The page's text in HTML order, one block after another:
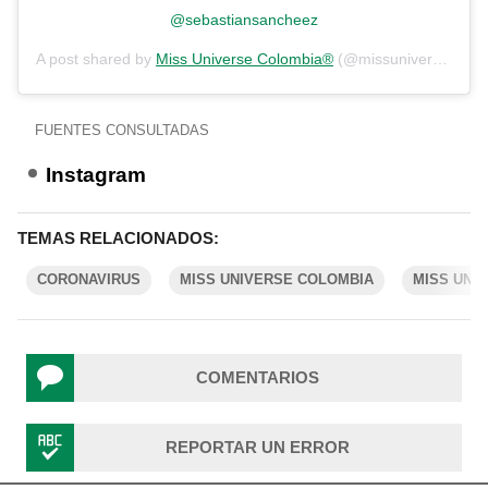
@sebastiansancheez
A post shared by Miss Universe Colombia® (@missuniversecolombiaorg) on
FUENTES CONSULTADAS
Instagram
TEMAS RELACIONADOS:
CORONAVIRUS MISS UNIVERSE COLOMBIA MISS
COMENTARIOS
REPORTAR UN ERROR